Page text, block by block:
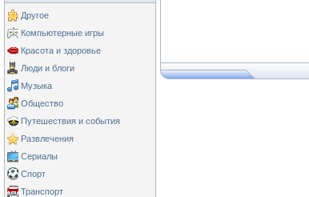
Другое
Компьютерные игры
Красота и здоровье
Люди и блоги
Музыка
Общество
Путешествия и события
Развлечения
Сериалы
Спорт
Транспорт